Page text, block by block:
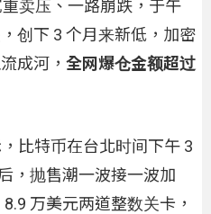
卖压、一路崩跌，于午
创下 3 个月来新低，加密
成河， 全网爆仓金额超过
比特币在台北时间下午 3
，抛售潮一波接一波加
万美元两道整数关卡，